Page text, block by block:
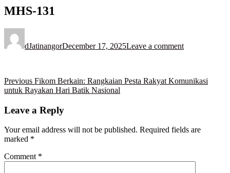
MHS-131
dJatinangor
on
December 17, 2025Leave a comment
Post
navigation
PreviousPrevious
post:
Fikom Berkain: Rangkaian Pesta Rakyat Komunikasi
untuk Rayakan Hari Batik Nasional
Leave a Reply
Your email address will not be published. Required fields are
marked *
Comment *